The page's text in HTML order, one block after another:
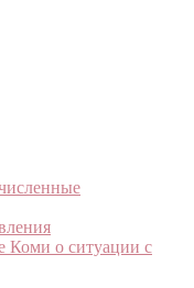
Коми о ситуации с